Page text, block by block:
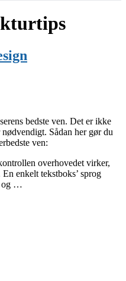
bedste ven. Det er ikke
Sådan her gør du
ven:
overhovedet virker,
enkelt tekstboks’ sprog
og …